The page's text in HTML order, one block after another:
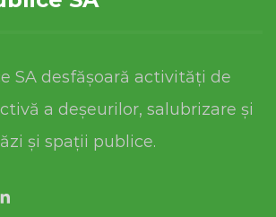
SA desfășoară activități de
a deșeurilor, salubrizare și
și spații publice.